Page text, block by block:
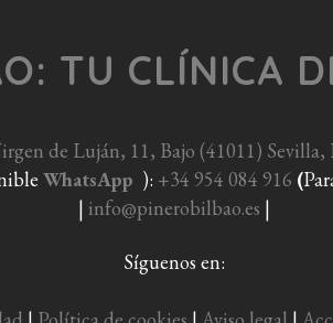
TU CLÍNICA
de Luján, 11, Bajo (41011) Sevilla,
WhatsApp ): +34 954 084 916 (
| info@pinerobilbao.es |
Síguenos en: